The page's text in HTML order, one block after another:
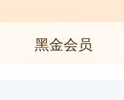
黑金会员